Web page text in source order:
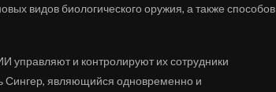
видов биологического оружия, а также способов
управляют и контролируют их сотрудники
Сингер, являющийся одновременно и